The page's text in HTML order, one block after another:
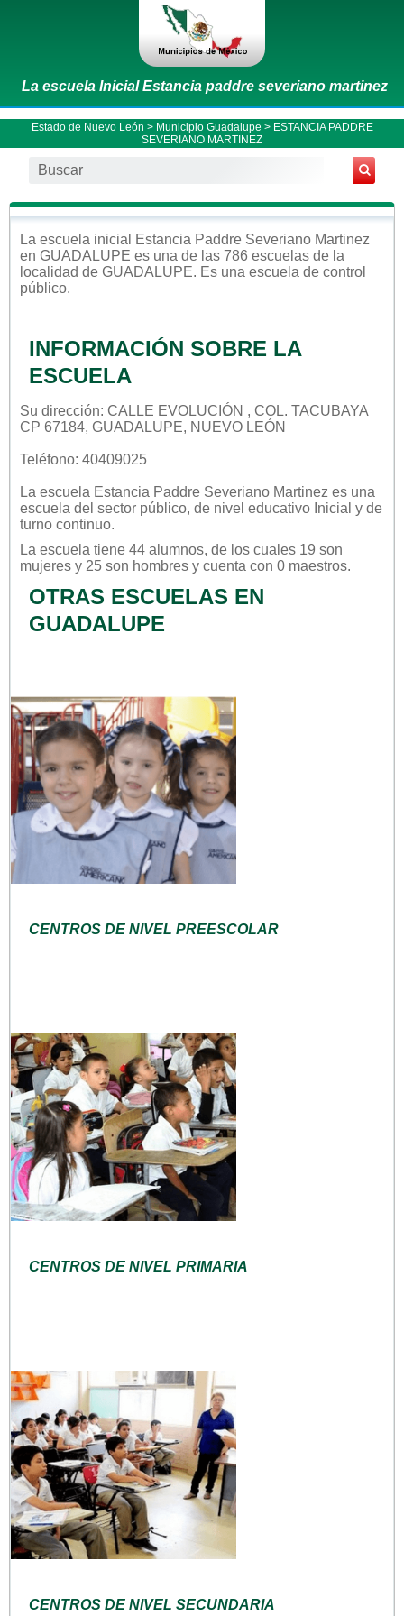
La escuela Inicial Estancia paddre severiano martinez
Estado de Nuevo León > Municipio Guadalupe > ESTANCIA PADDRE
SEVERIANO MARTINEZ
La escuela inicial
Estancia Paddre Severiano Martinez
en GUADALUPE es una de las 786 escuelas de la
localidad de GUADALUPE. Es una escuela de control
público.
INFORMACIÓN SOBRE LA
ESCUELA
Su dirección: CALLE EVOLUCIÓN , COL. TACUBAYA
CP 67184, GUADALUPE, NUEVO LEÓN
Teléfono: 40409025
La escuela Estancia Paddre Severiano Martinez es una
escuela del sector público, de nivel educativo Inicial y de
turno continuo.
La escuela tiene 44 alumnos, de los cuales 19 son
mujeres y 25 son hombres y cuenta con 0 maestros.
OTRAS ESCUELAS EN
GUADALUPE
CENTROS DE NIVEL PREESCOLAR
CENTROS DE NIVEL PRIMARIA
CENTROS DE NIVEL SECUNDARIA